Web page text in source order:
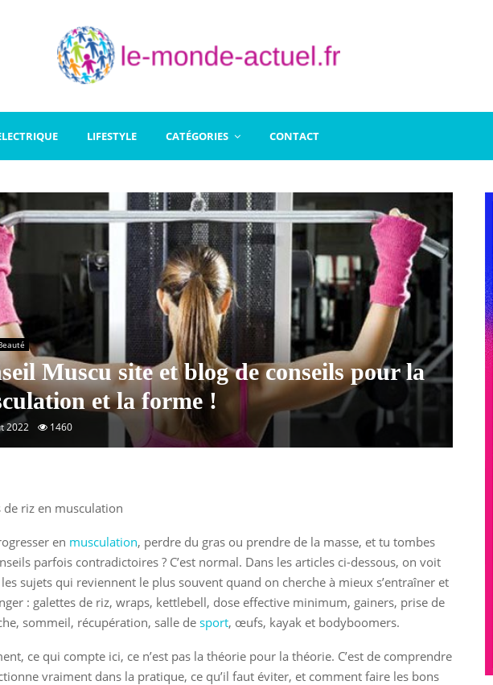
LIFESTYLE CATÉGORIES CONTACT
Muscu site et blog de conseils pour la
et la forme !
2022 1460
en musculation, perdre du gras ou prendre de la masse, et tu tombes
parfois contradictoires ? C’est normal. Dans les articles ci-dessous, on voit
sujets qui reviennent le plus souvent quand on cherche à mieux s’entraîner et
: galettes de riz, wraps, kettlebell, dose effective minimum, gainers, prise de
sommeil, récupération, salle de sport, œufs, kayak et bodyboomers.
ce qui compte ici, ce n’est pas la théorie pour la théorie. C’est de comprendre
vraiment dans la pratique, ce qu’il faut éviter, et comment faire les bons